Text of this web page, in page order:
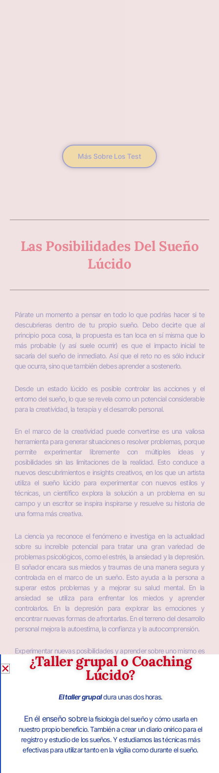
Más Sobre Los Test
Las Posibilidades Del Sueño
Lúcido
Párate un momento a pensar en todo lo que podrías hacer si te
descubrieras dentro de tu propio sueño. Debo decirte que al
principio poca cosa, la propuesta es tan loca en sí misma que lo
más probable (y así suele ocurrir) es que el impacto inicial te
sacaría del sueño de inmediato. Así que el reto no es sólo inducir
que ocurra, sino que también debes aprender a sostenerlo.
Desde un estado lúcido es posible controlar las acciones y el
entorno del sueño, lo que se revela como un potencial considerable
para la creatividad, la terapia y el desarrollo personal.
En el marco de la creatividad puede convertirse es una valiosa
herramienta para generar situaciones o resolver problemas, porque
permite experimentar libremente con múltiples ideas y
posibilidades sin las limitaciones de la realidad. Esto conduce a
nuevos descubrimientos e insights creativos, en los que un artista
utiliza el sueño lúcido para experimentar con nuevos estilos y
técnicas, un científico explora la solución a un problema en su
campo y un escritor se inspira inspirarse y resuelve su historia de
una forma más creativa.
La ciencia ya reconoce el fenómeno e investiga en la actualidad
sobre su increíble potencial para tratar una gran variedad de
problemas psicológicos, como el estrés, la ansiedad y la depresión.
El soñador encara sus miedos y traumas de una manera segura y
controlada en el marco de un sueño. Esto ayuda a la persona a
superar estos problemas y a mejorar su salud mental. En la
ansiedad se utiliza para enfrentar los miedos y aprender
controlarlos. En la depresión para explorar las emociones y
encontrar nuevas formas de afrontarlas. En el terreno del desarrollo
personal mejora la autoestima, la confianza y la autocomprensión.
Experimentar nuevas posibilidades y aprender sobre uno mismo es
sin duda el objetivo de los sueños. Pero hacerlo además
estableciendo comunicación directa con el subconsciente (el rey
del campo onírico) ayuda a crecer, desarrollarse y evolucionar en el
debilidades desde una posición privilegiada.
¿Taller grupal o Coaching
Lúcido?
El taller grupaldura unas dos horas.
En él enseño sobrela fisiología del sueño y cómo usarla en
nuestro propio beneficio. También a crear un diario onírico para el
registro y estudio de los sueños. Y estudiamos las técnicas más
efectivas para utilizar tanto en la vigilia como durante el sueño.